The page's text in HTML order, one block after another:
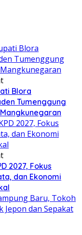
Blora
Tumenggung
2027, Fokus
dan Ekonomi